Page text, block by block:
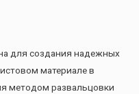
для создания надежных
материале в
методом развальцовки